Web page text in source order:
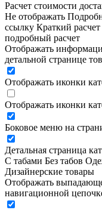
Расчет стоимости
Не отображать
ссылку Краткий
подробный расчет
Отображать
детальной странице
Отображать иконки
Отображать иконки
Боковое меню на
Детальная страница
С табами Без табов
Дизайнерские товары
Отображать
навигационной